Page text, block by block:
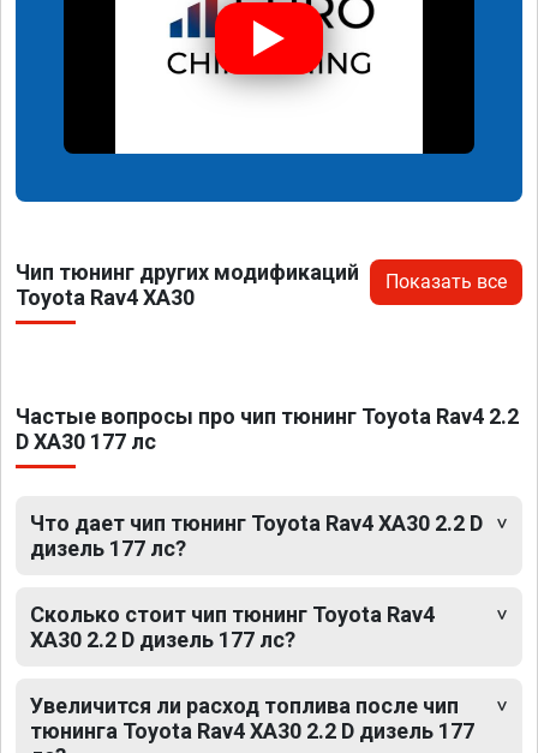
Чип тюнинг других модификаций
Toyota Rav4 XA30
Показать все
Частые вопросы про чип тюнинг Toyota Rav4 2.2
D XA30 177 лс
Что дает чип тюнинг Toyota Rav4 XA30 2.2 D
дизель 177 лс?
Сколько стоит чип тюнинг Toyota Rav4
XA30 2.2 D дизель 177 лс?
Увеличится ли расход топлива после чип
тюнинга Toyota Rav4 XA30 2.2 D дизель 177